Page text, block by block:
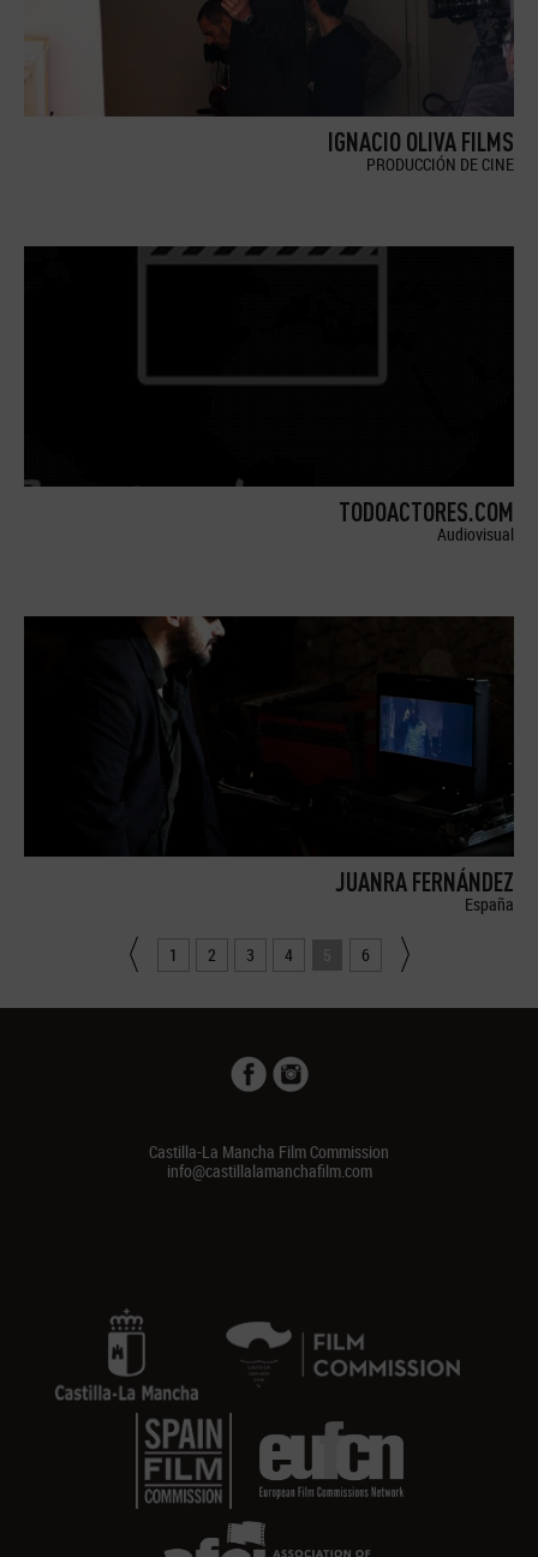
IGNACIO OLIVA FILMS
PRODUCCIÓN DE CINE
TODOACTORES.COM
Audiovisual
JUANRA FERNÁNDEZ
España
1 2 3 4 5 6
Castilla-La Mancha Film Commission
info@castillalamanchafilm.com